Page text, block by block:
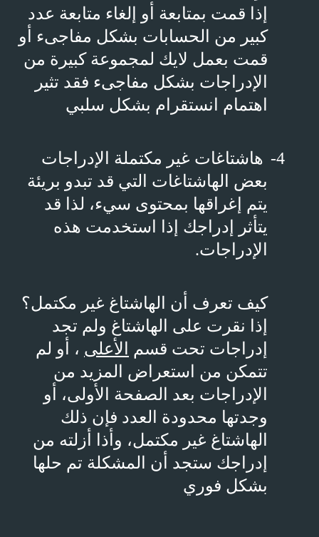
إذا قمت بمتابعة أو إلغاء متابعة عدد
كبير من الحسابات بشكل مفاجىء أو
قمت بعمل لايك لمجموعة كبيرة من
الإدراجات بشكل مفاجىء فقد تثير
اهتمام انستقرام بشكل سلبي
4-
هاشتاغات غير مكتملة الإدراجات
بعض الهاشتاغات التي قد تبدو بريئة
يتم إغراقها بمحتوى سيء، لذا قد
يتأثر إدراجك إذا استخدمت هذه
الإدراجات.
كيف تعرف أن الهاشتاغ غير مكتمل؟
إذا نقرت على الهاشتاغ ولم تجد
إدراجات تحت قسم
الأعلى ، أو لم
تتمكن من استعراض المزيد من
الإدراجات بعد الصفحة الأولى، أو
وجدتها محدودة العدد فإن ذلك
الهاشتاغ غير مكتمل، وأذا أزلته من
إدراجك ستجد أن المشكلة تم حلها
بشكل فوري